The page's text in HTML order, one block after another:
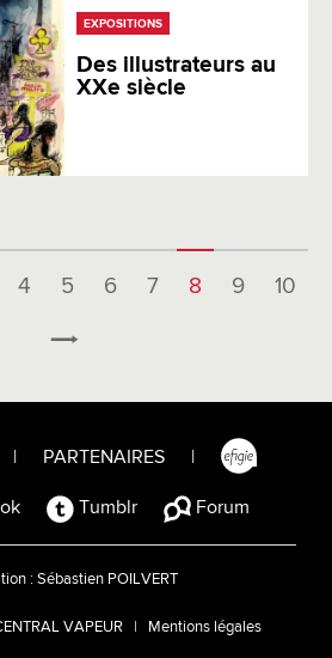
EXPOSITIONS
Des illustrateurs au
XXe siècle
4 5 6 7 8 9 10
PARTENAIRES
Tumblr Forum
: Sébastien POILVERT
VAPEUR | Mentions légales